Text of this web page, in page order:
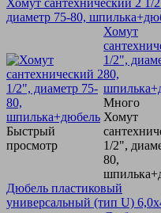
диаметр 75-80,
Быстрый
просмотр
Хомут
1/2",
80,
Много
Хомут
1/2",
80,
Дюбель пластиковый
универсальный (тип U)